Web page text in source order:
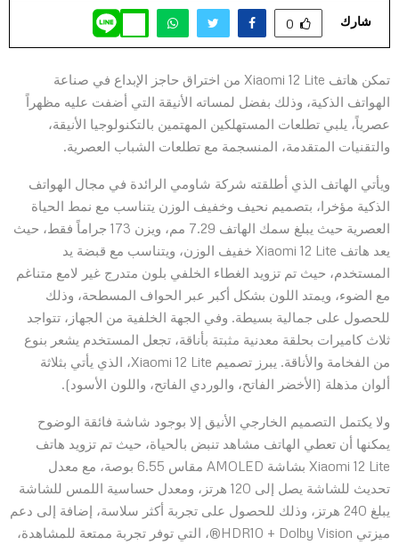
شارك 0
تمكن هاتف Xiaomi 12 Lite من اختراق حاجز الإبداع في صناعة
الهواتف الذكية، وذلك بفضل لمساته الأنيقة التي أضفت عليه مظهراً
عصرياً، يلبي تطلعات المستهلكين المهتمين بالتكنولوجيا الأنيقة،
والتقنيات المتقدمة، المنسجمة مع تطلعات الشباب العصرية.
ويأتي الهاتف الذي أطلقته شركة شاومي الرائدة في مجال الهواتف
الذكية مؤخرا، بتصميم نحيف وخفيف الوزن يتناسب مع نمط الحياة
العصرية حيث يبلغ سمك الهاتف 7.29 مم، ويزن 173 جراماً فقط، حيث
يعد هاتف Xiaomi 12 Lite خفيف الوزن، ويتناسب مع قبضة يد
المستخدم، حيث تم تزويد الغطاء الخلفي بلون متدرج غير لامع متناغم
مع الضوء، ويمتد اللون بشكل أكبر عبر الحواف المسطحة، وذلك
للحصول على جمالية بسيطة. وفي الجهة الخلفية من الجهاز، تتواجد
ثلاث كاميرات بحلقة معدنية مثبتة بأناقة، تجعل المستخدم يشعر بنوع
من الفخامة والأناقة. يبرز تصميم Xiaomi 12 Lite، الذي يأتي بثلاثة
ألوان مذهلة (الأخضر الفاتح، والوردي الفاتح، واللون الأسود).
ولا يكتمل التصميم الخارجي الأنيق إلا بوجود شاشة فائقة الوضوح
يمكنها أن تعطي الهاتف مشاهد تنبض بالحياة، حيث تم تزويد هاتف
Xiaomi 12 Lite بشاشة AMOLED مقاس 6.55 بوصة، مع معدل
تحديث للشاشة يصل إلى 120 هرتز، ومعدل حساسية اللمس للشاشة
يبلغ 240 هرتز، وذلك للحصول على تجربة أكثر سلاسة، إضافة إلى دعم
ميزتي HDR10 + Dolby Vision®، التي توفر تجربة ممتعة للمشاهدة،